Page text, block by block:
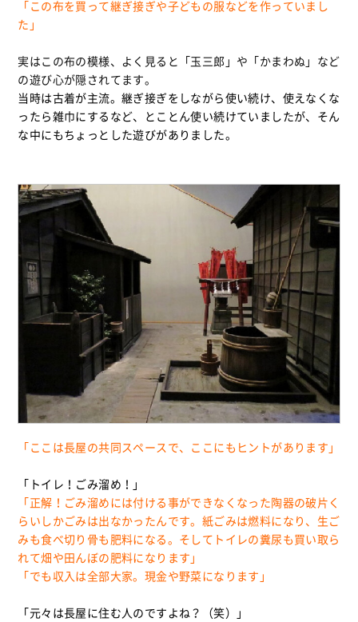
「この布を買って継ぎ接ぎや子どもの服などを作っていまし
た」
実はこの布の模様、よく見ると「玉三郎」や「かまわぬ」など
の遊び心が隠されてます。
当時は古着が主流。継ぎ接ぎをしながら使い続け、使えなくな
ったら雑巾にするなど、とことん使い続けていましたが、そん
な中にもちょっとした遊びがありました。
「ここは長屋の共同スペースで、ここにもヒントがあります」
「トイレ！ごみ溜め！」
「正解！ごみ溜めには付ける事ができなくなった陶器の破片く
らいしかごみは出なかったんです。紙ごみは燃料になり、生ご
みも食べ切り骨も肥料になる。そしてトイレの糞尿も買い取ら
れて畑や田んぼの肥料になります」
「でも収入は全部大家。現金や野菜になります」
「元々は長屋に住む人のですよね？（笑）」